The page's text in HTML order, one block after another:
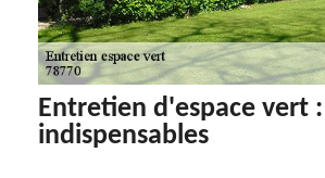
Entretien d'espace vert
indispensables